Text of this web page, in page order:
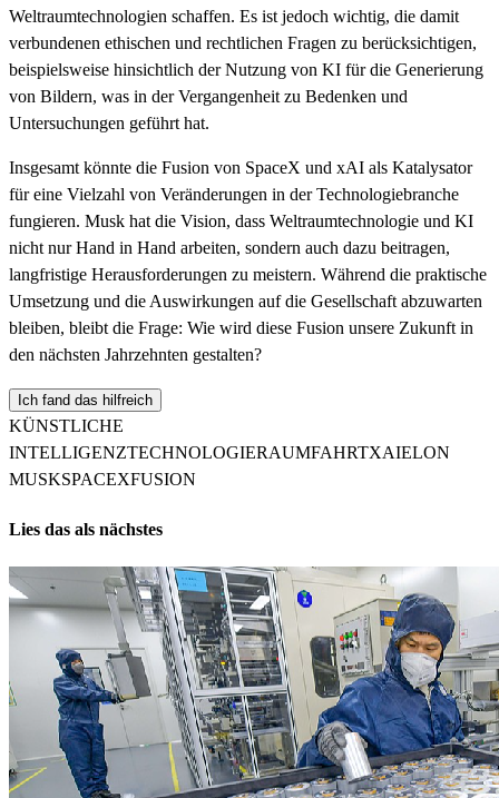
Weltraumtechnologien schaffen. Es ist jedoch wichtig, die damit
verbundenen ethischen und rechtlichen Fragen zu berücksichtigen,
beispielsweise hinsichtlich der Nutzung von KI für die Generierung
von Bildern, was in der Vergangenheit zu Bedenken und
Untersuchungen geführt hat.
Insgesamt könnte die Fusion von SpaceX und xAI als Katalysator
für eine Vielzahl von Veränderungen in der Technologiebranche
fungieren. Musk hat die Vision, dass Weltraumtechnologie und KI
nicht nur Hand in Hand arbeiten, sondern auch dazu beitragen,
langfristige Herausforderungen zu meistern. Während die praktische
Umsetzung und die Auswirkungen auf die Gesellschaft abzuwarten
bleiben, bleibt die Frage: Wie wird diese Fusion unsere Zukunft in
den nächsten Jahrzehnten gestalten?
Ich fand das hilfreich
KÜNSTLICHE
INTELLIGENZTECHNOLOGIERAUMFAHRTXAIELON
MUSKSPACEXFUSION
Lies das als nächstes